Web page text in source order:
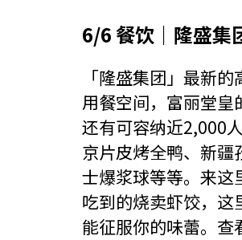
6/6 餐饮｜隆盛
「隆盛集团」最新
用餐空间，富丽堂
还有可容纳近2,000
京片皮烤全鸭、新
士爆浆球等等。来这
吃到的烧卖虾饺，
能征服你的味蕾。查